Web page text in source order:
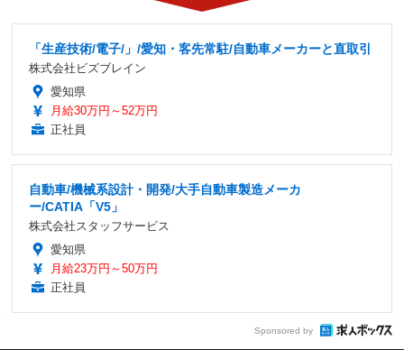
「生産技術/電子/」/愛知・客先常駐/自動車メーカーと直取引
株式会社ビズブレイン
愛知県
月給30万円～52万円
正社員
自動車/機械系設計・開発/大手自動車製造メーカ
ー/CATIA「V5」
株式会社スタッフサービス
愛知県
月給23万円～50万円
正社員
Sponsored by